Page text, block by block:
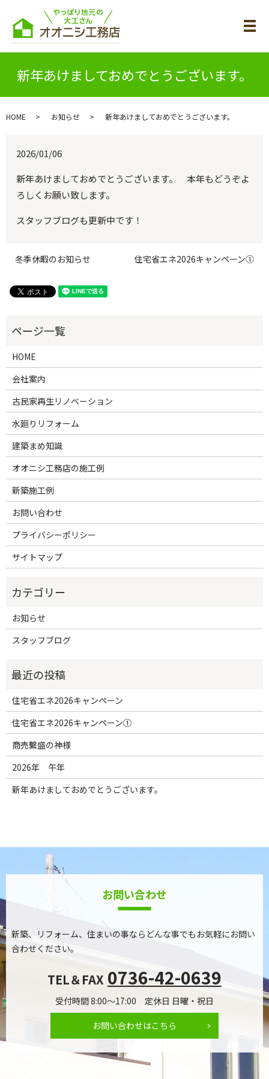
メ
新年あけましておめでとうございます。
HOME お知らせ 新年あけましておめでとうございます。
2026/01/06
新年あけましておめでとうございます。 本年もどうぞよ
ろしくお願い致します。
スタッフブログも更新中です！
冬季休暇のお知らせ 住宅省エネ2026キャンペーン①
HOME
会社案内
古民家再生リノベーション
水廻りリフォーム
建築まめ知識
オオニシ工務店の施工例
新築施工例
お問い合わせ
プライバシーポリシー
サイトマップ
お知らせ
スタッフブログ
住宅省エネ2026キャンペーン
住宅省エネ2026キャンペーン①
商売繫盛の神様
2026年 午年
新年あけましておめでとうございます。
お問い合わせ
新築、リフォーム、住まいの事ならどんな事でもお気軽にお問い
合わせください。
TEL＆FAX 0736-42-0639
受付時間 8:00～17:00 定休日 日曜・祝日
お問い合わせはこちら